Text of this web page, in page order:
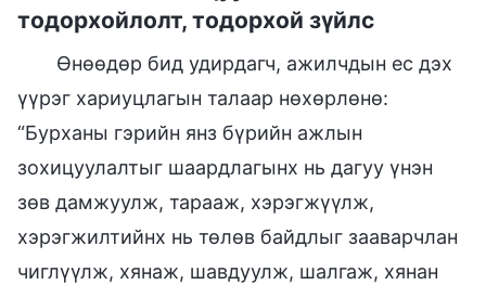
тодорхойлолт, тодорхой зүйлс
Өнөөдөр бид удирдагч, ажилчдын ес дэх
үүрэг хариуцлагын талаар нөхөрлөнө:
“Бурханы гэрийн янз бүрийн ажлын
зохицуулалтыг шаардлагынх нь дагуу үнэн
зөв дамжуулж, тарааж, хэрэгжүүлж,
хэрэгжилтийнх нь төлөв байдлыг зааварчлан
чиглүүлж, хянаж, шавдуулж, шалгаж, хянан